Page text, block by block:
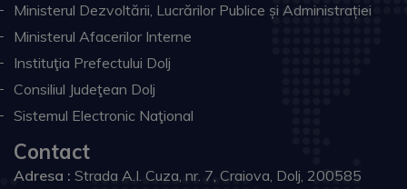
Ministerul Dezvoltării, Lucrărilor Publice și Administrației
Ministerul Afacerilor Interne
Instituţia Prefectului Dolj
Consiliul Judeţean Dolj
Sistemul Electronic Naţional
Contact
Adresa : Strada A.I. Cuza, nr. 7, Craiova, Dolj, 200585